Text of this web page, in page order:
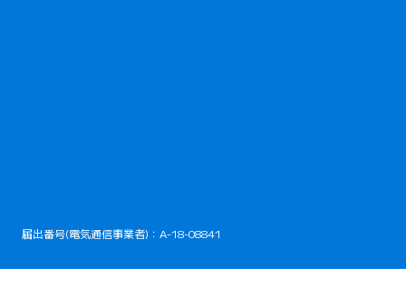
きます）
届出番号(電気通信事業者)：A-18-08841